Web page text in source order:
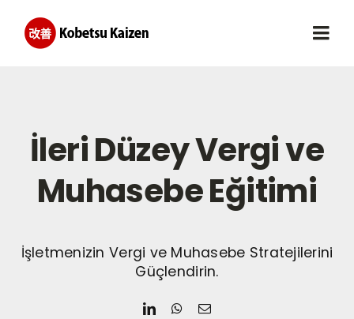
content
Planlı Eğitimler
Eğitmenler
Hizmetlerimiz
İleri Düzey Vergi ve
Muhasebe Eğitimi
İşletmenizin Vergi ve Muhasebe Stratejilerini
Güçlendirin.